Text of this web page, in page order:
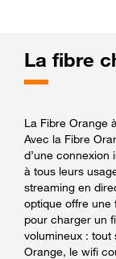
La fibre
La Fibre Orange
Avec la Fibre
d’une connexion
à tous leurs
streaming en
optique offre une
pour charger un
volumineux : tout
Orange, le wifi